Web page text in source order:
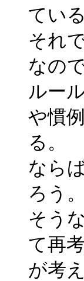
ている
それ
なの
ルー
や慣
る。
なら
ろう。
そう
て再
が考